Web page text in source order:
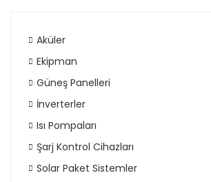
Aküler
Ekipman
Güneş Panelleri
İnverterler
Isı Pompaları
Şarj Kontrol Cihazları
Solar Paket Sistemler